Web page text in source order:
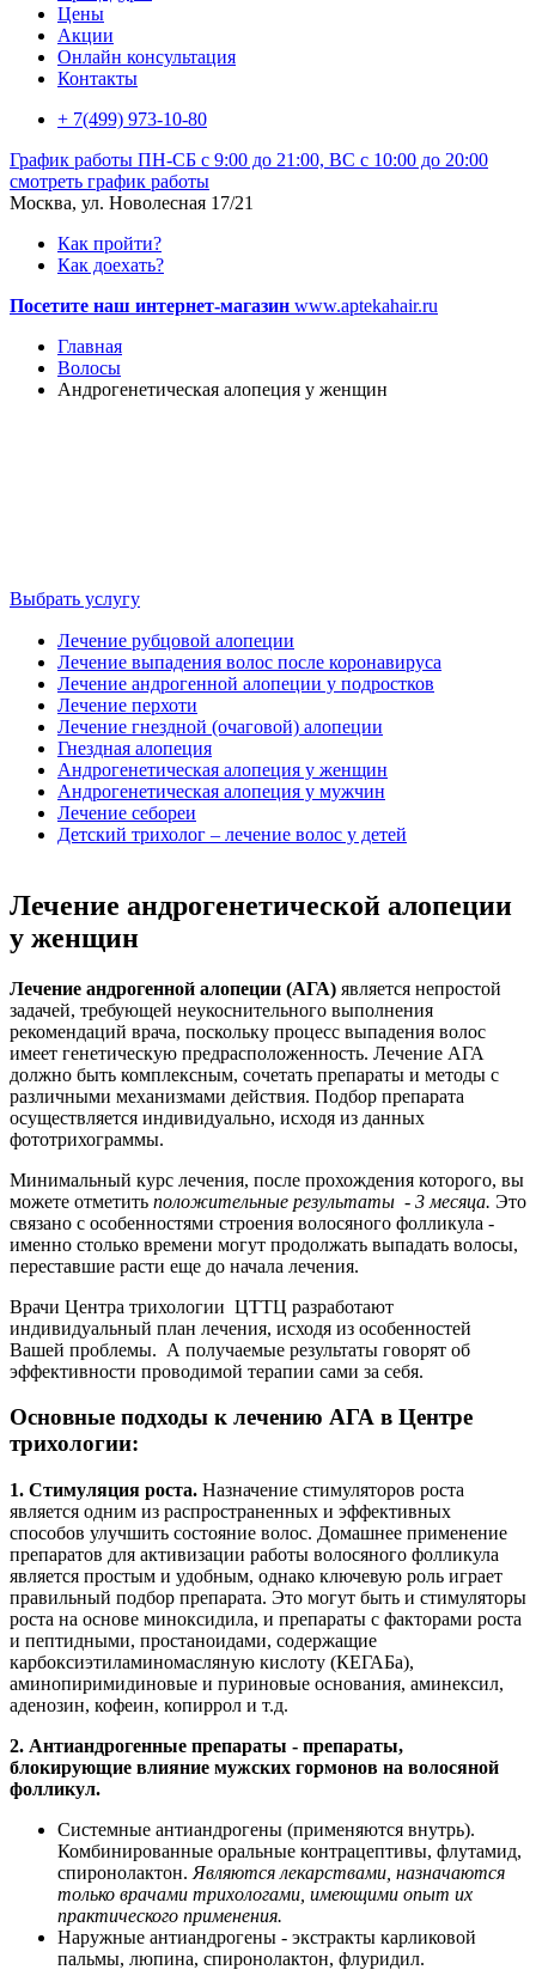
Цены
Акции
Онлайн консультация
Контакты
+ 7(499) 973-10-80
График работы ПН-СБ с 9:00 до 21:00, ВС с 10:00 до 20:00
смотреть график работы
Москва, ул. Новолесная 17/21
Как пройти?
Как доехать?
Посетите наш интернет-магазин www.aptekahair.ru
Главная
Волосы
Андрогенетическая алопеция у женщин
Выбрать услугу
Лечение рубцовой алопеции
Лечение выпадения волос после коронавируса
Лечение андрогенной алопеции у подростков
Лечение перхоти
Лечение гнездной (очаговой) алопеции
Гнездная алопеция
Андрогенетическая алопеция у женщин
Андрогенетическая алопеция у мужчин
Лечение себореи
Детский трихолог – лечение волос у детей
Лечение андрогенетической алопеции
у женщин
Лечение андрогенной алопеции (АГА) является непростой
задачей, требующей неукоснительного выполнения
рекомендаций врача, поскольку процесс выпадения волос
имеет генетическую предрасположенность. Лечение АГА
должно быть комплексным, сочетать препараты и методы с
различными механизмами действия. Подбор препарата
осуществляется индивидуально, исходя из данных
фототрихограммы.
Минимальный курс лечения, после прохождения которого, вы
можете отметить положительные результаты - 3 месяца. Это
связано с особенностями строения волосяного фолликула -
именно столько времени могут продолжать выпадать волосы,
переставшие расти еще до начала лечения.
Врачи Центра трихологии ЦТТЦ разработают
индивидуальный план лечения, исходя из особенностей
Вашей проблемы. А получаемые результаты говорят об
эффективности проводимой терапии сами за себя.
Основные подходы к лечению АГА в Центре
трихологии:
1. Стимуляция роста. Назначение стимуляторов роста
является одним из распространенных и эффективных
способов улучшить состояние волос. Домашнее применение
препаратов для активизации работы волосяного фолликула
является простым и удобным, однако ключевую роль играет
правильный подбор препарата. Это могут быть и стимуляторы
роста на основе миноксидила, и препараты с факторами роста
и пептидными, простаноидами, содержащие
карбоксиэтиламиномасляную кислоту (КЕГАБа),
аминопиримидиновые и пуриновые основания, аминексил,
аденозин, кофеин, копиррол и т.д.
2. Антиандрогенные препараты - препараты,
блокирующие влияние мужских гормонов на волосяной
фолликул.
Системные антиандрогены (применяются внутрь).
Комбинированные оральные контрацептивы, флутамид,
спиронолактон. Являются лекарствами, назначаются
только врачами трихологами, имеющими опыт их
практического применения.
Наружные антиандрогены - экстракты карликовой
пальмы, люпина, спиронолактон, флуридил.